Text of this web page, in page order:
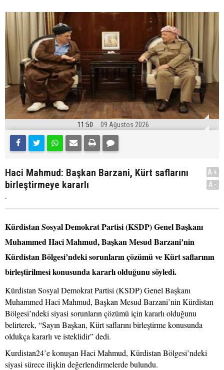
11:50 09 Ağustos 2026
Haci Mahmud: Başkan Barzani, Kürt saflarını
birleştirmeye kararlı
.
A+
A-
Kürdistan Sosyal Demokrat Partisi (KSDP) Genel Başkanı
Muhammed Haci Mahmud, Başkan Mesud Barzani’nin
Kürdistan Bölgesi’ndeki sorunların çözümü ve Kürt saflarının
birleştirilmesi konusunda kararlı olduğunu söyledi.
Kürdistan Sosyal Demokrat Partisi (KSDP) Genel Başkanı
Muhammed Haci Mahmud, Başkan Mesud Barzani’nin Kürdistan
Bölgesi’ndeki siyasi sorunların çözümü için kararlı olduğunu
belirterek, “Sayın Başkan, Kürt saflarını birleştirme konusunda
oldukça kararlı ve isteklidir” dedi.
Kurdistan24’e konuşan Haci Mahmud, Kürdistan Bölgesi’ndeki
siyasi sürece ilişkin değerlendirmelerde bulundu.